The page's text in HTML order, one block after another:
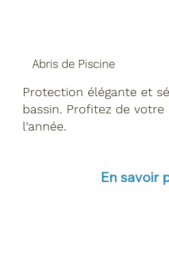
Protection élégante et
bassin. Profitez de
l'année.
Abris de Piscine
En savoir